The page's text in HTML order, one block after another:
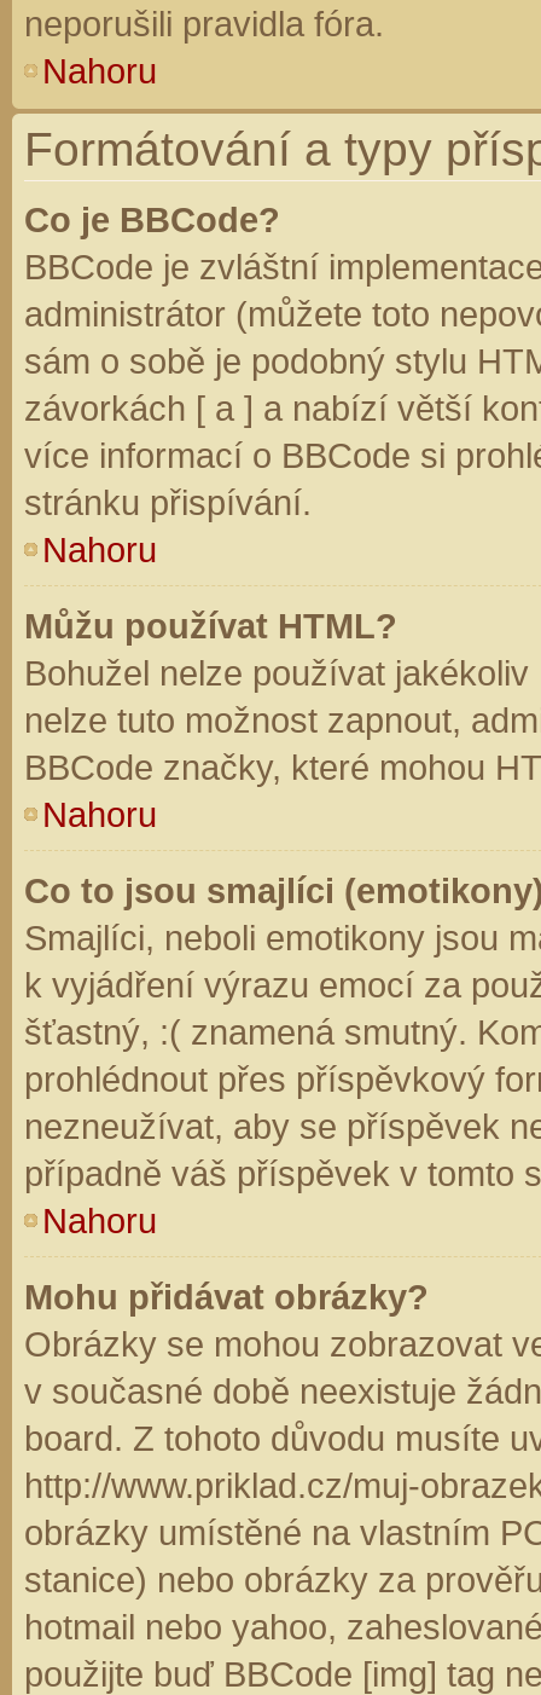
neporušili pravidla fóra.
Nahoru
Formátování a typy
Co je BBCode?
BBCode je zvláštní
administrátor (můžete toto
sám o sobě je podobný stylu
závorkách [ a ] a nabízí větší
více informací o BBCode si
stránku přispívání.
Nahoru
Můžu používat HTML?
Bohužel nelze používat
nelze tuto možnost zapnout,
BBCode značky, které mohou
Nahoru
Co to jsou smajlíci
Smajlíci, neboli emotikony jsou
k vyjádření výrazu emocí za
šťastný, :( znamená smutný.
prohlédnout přes příspěvkový
nezneužívat, aby se příspěvek
případně váš příspěvek v tomto
Nahoru
Mohu přidávat obrázky?
Obrázky se mohou zobrazovat
v současné době neexistuje
board. Z tohoto důvodu musíte
http://www.priklad.cz/muj-
obrázky umístěné na vlastním
stanice) nebo obrázky za
hotmail nebo yahoo,
použijte buď BBCode [img] tag